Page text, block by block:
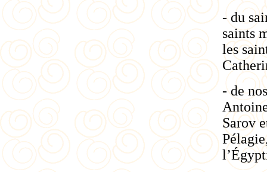
- du
saints
les
- de
Sarov